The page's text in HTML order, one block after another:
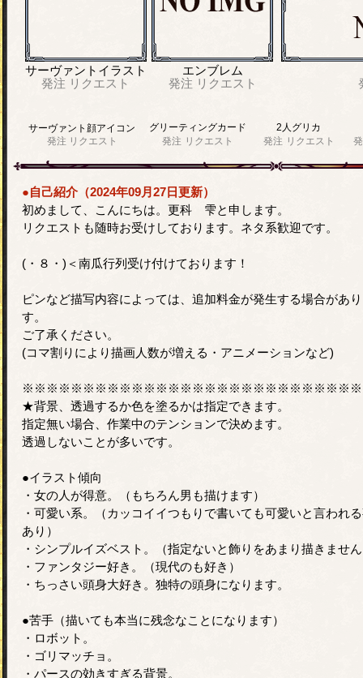
サーヴァントイラスト
発注 リクエスト
エンブレム
発注 リクエスト
サーヴァント顔アイコン
発注 リクエスト
グリーティングカード
発注 リクエスト
2人グリカ
発注 リクエスト
●自己紹介（2024年09月27日更新）
初めまして、こんにちは。更科 雫と申します。
リクエストも随時お受けしております。ネタ系歓迎です。
(・８・)＜南瓜行列受け付けております！
ピンなど描写内容によっては、追加料金が発生する場合があ
す。
ご了承ください。
(コマ割りにより描画人数が増える・アニメーションなど)
★背景、透過するか色を塗るかは指定できます。
指定無い場合、作業中のテンションで決めます。
透過しないことが多いです。
●イラスト傾向
・女の人が得意。（もちろん男も描けます）
・可愛い系。（カッコイイつもりで書いても可愛いと言われ
あり）
・シンプルイズベスト。（指定ないと飾りをあまり描きませ
・ファンタジー好き。（現代のも好き）
・ちっさい頭身大好き。独特の頭身になります。
●苦手（描いても本当に残念なことになります）
・ロボット。
・ゴリマッチョ。
・パースの効きすぎる背景。